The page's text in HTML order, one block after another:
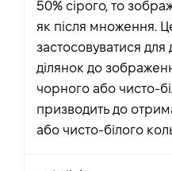
50% сірого, то
як після множення.
застосовуватися
ділянок до
чорного або чисто-
призводить до
або чисто-білого